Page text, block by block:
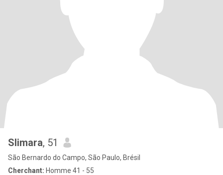
Slimara, 51
São Bernardo do Campo, São Paulo, Brésil
Cherchant: Homme 41 - 55